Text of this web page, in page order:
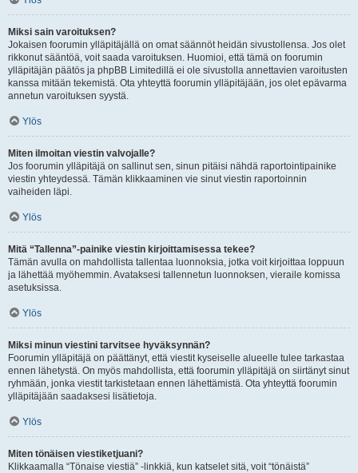
Miksi sain varoituksen?
Jokaisen foorumin ylläpitäjällä on omat säännöt heidän sivustollensa. Jos olet
rikkonut sääntöä, voit saada varoituksen. Huomioi, että tämä on foorumin
ylläpitäjän päätös ja phpBB Limitedillä ei ole sivustolla annettavien varoitusten
kanssa mitään tekemistä. Ota yhteyttä foorumin ylläpitäjään, jos olet epävarma
annetun varoituksen syystä.
Ylös
Miten ilmoitan viestin valvojalle?
Jos foorumin ylläpitäjä on sallinut sen, sinun pitäisi nähdä raportointipainike
viestin yhteydessä. Tämän klikkaaminen vie sinut viestin raportoinnin
vaiheiden läpi.
Ylös
Mitä “Tallenna”-painike viestin kirjoittamisessa tekee?
Tämän avulla on mahdollista tallentaa luonnoksia, jotka voit kirjoittaa loppuun
ja lähettää myöhemmin. Avataksesi tallennetun luonnoksen, vieraile komissa
asetuksissa.
Ylös
Miksi minun viestini tarvitsee hyväksynnän?
Foorumin ylläpitäjä on päättänyt, että viestit kyseiselle alueelle tulee tarkastaa
ennen lähetystä. On myös mahdollista, että foorumin ylläpitäjä on siirtänyt sinut
ryhmään, jonka viestit tarkistetaan ennen lähettämistä. Ota yhteyttä foorumin
ylläpitäjään saadaksesi lisätietoja.
Ylös
Miten tönäisen viestiketjuani?
Klikkaamalla “Tönaise viestiä” -linkkiä, kun katselet sitä, voit “tönäistä”